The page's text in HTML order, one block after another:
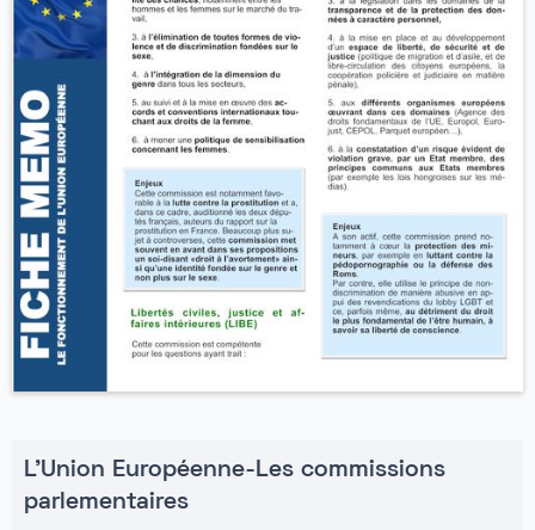
L'Union Européenne-Les commissions
parlementaires